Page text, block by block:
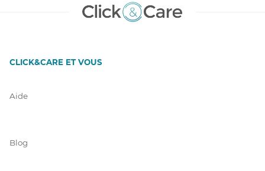
CLICK&CARE ET VOUS
Aide
Blog